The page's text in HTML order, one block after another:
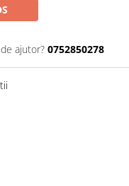
ajutor? 0752850278